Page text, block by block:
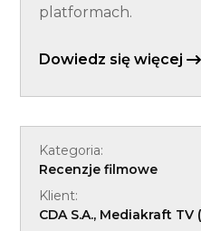
platformach.
Dowiedz się więcej
Kategoria:
Recenzje filmowe
Klient:
CDA S.A., Mediakraft